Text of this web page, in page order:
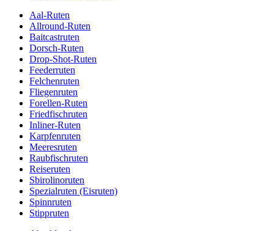
Aal-Ruten
Allround-Ruten
Baitcastruten
Dorsch-Ruten
Drop-Shot-Ruten
Feederruten
Felchenruten
Fliegenruten
Forellen-Ruten
Friedfischruten
Inliner-Ruten
Karpfenruten
Meeresruten
Raubfischruten
Reiseruten
Sbirolinoruten
Spezialruten (Eisruten)
Spinnruten
Stippruten